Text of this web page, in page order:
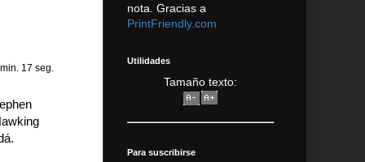
17 seg.
nota. Gracias a
PrintFriendly.com
Utilidades
Tamaño texto:
Para suscribirse